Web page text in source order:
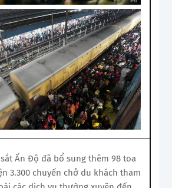
Ấn Độ đã bổ sung thêm 98 toa
3.300 chuyến chở du khách tham